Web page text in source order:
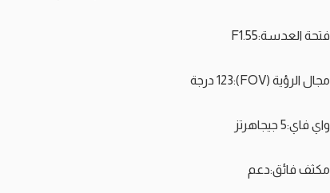
فتحة العدسة:F1.55
مجال الرؤية (FOV): 123 درجة
واي فاي:5 جيجاهرتز
مكثف فائق:دعم